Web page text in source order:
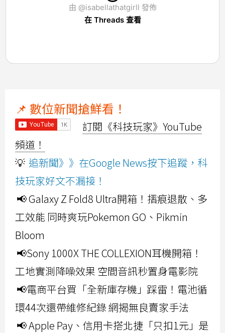
由 @isabellathatgirll 發佈
在 Threads 查看
📌 數位新聞搶鮮看！
訂閱《科技玩家》YouTube
頻道！
💡 追新聞》》在Google News按下追蹤，科
技玩家好文不漏接！
📢 Galaxy Z Fold8 Ultra開箱！摺痕退散、多
工效能 同時爽玩Pokemon GO、Pikmin
Bloom
📢Sony 1000X THE COLLEXION耳機開箱！
工地實測降噪效果 空間音訊秒置身電影院
📢電商平台買「全新庫存機」踩雷！電池循
環44次還帶維修紀錄 網揭無良賣家手法
📢 Apple Pay、信用卡搭北捷「只扣1元」是